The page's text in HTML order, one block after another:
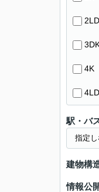
4K
駅・バ
建物構
情報公